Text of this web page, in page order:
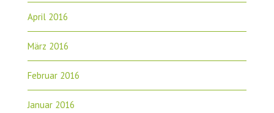
April 2016
März 2016
Februar 2016
Januar 2016